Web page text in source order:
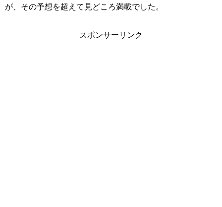
が、その予想を超えて見どころ満載でした。
スポンサーリンク